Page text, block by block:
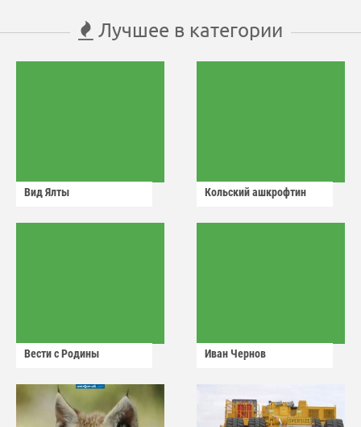
Лучшее в категории
Вид Ялты Кольский ашкрофтин
Вести с Родины Иван Чернов